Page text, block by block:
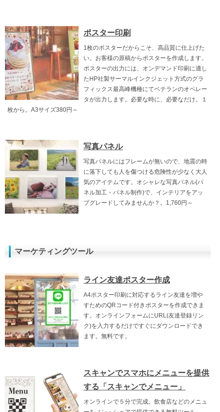
ポスター印刷
1枚のポスターだからこそ、高品質に仕上げた
い。お客様の原稿からポスターを作成します。
ポスターの出力には、オンデマンド印刷に適し
たHP社製サーマルインクジェット方式のグラ
フィックス最高峰機種にてベテランのオペレー
タが出力します。必要な時に、必要なだけ。１
枚から。A3サイズ380円～
写真パネル
写真パネルにはフレームが無いので、地震の時
に落下しても人を傷つける危険性が少なく大人
気のアイテムです。オシャレな写真パネル(パ
ネル加工・パネル制作)で、インテリアをアッ
プグレードしてみませんか？。1,760円～
マーケティングツール
ライン友達ポスター作成
A4ポスター印刷に対応するライン友達を増や
すためのQRコード付きポスターを作成できま
す。オンラインフォームにURL(友達登録リン
ク)を入力するだけですぐにダウンロードでき
ます。無料です。
スキャンでスマホにメニューを提供
する「スキャンでメニュー」
オンラインで５分で完成。飲食店などのメニュ